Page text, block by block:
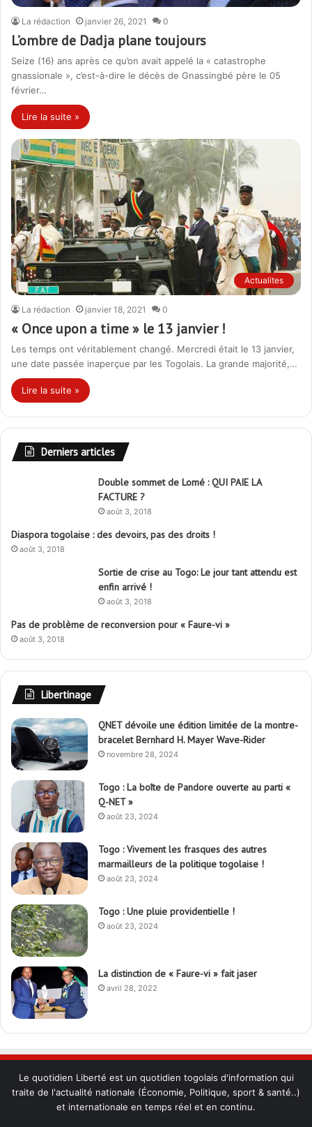
La rédaction janvier 26, 2021 0
L’ombre de Dadja plane toujours
Seize (16) ans après ce qu’on avait appelé la « catastrophe
gnassionale », c’est-à-dire le décès de Gnassingbé père le 05
février…
Lire la suite »
Actualites
La rédaction janvier 18, 2021 0
« Once upon a time » le 13 janvier !
Les temps ont véritablement changé. Mercredi était le 13 janvier,
une date passée inaperçue par les Togolais. La grande majorité,…
Lire la suite »
Derniers articles
Double sommet de Lomé : QUI PAIE LA
FACTURE ?
août 3, 2018
Diaspora togolaise : des devoirs, pas des droits !
août 3, 2018
Sortie de crise au Togo: Le jour tant attendu est
enfin arrivé !
août 3, 2018
Pas de problème de reconversion pour « Faure-vi »
août 3, 2018
Libertinage
QNET dévoile une édition limitée de la montre-
bracelet Bernhard H. Mayer Wave-Rider
novembre 28, 2024
Togo : La boîte de Pandore ouverte au parti «
Q-NET »
août 23, 2024
Togo : Vivement les frasques des autres
marmailleurs de la politique togolaise !
août 23, 2024
Togo : Une pluie providentielle !
août 23, 2024
La distinction de « Faure-vi » fait jaser
avril 28, 2022
Le quotidien Liberté est un quotidien togolais d'information qui
traite de l'actualité nationale (Économie, Politique, sport & santé..)
et internationale en temps réel et en continu.